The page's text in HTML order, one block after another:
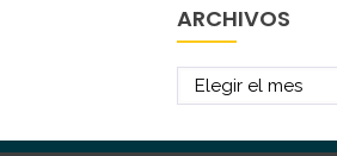
ARCHIVOS
Archivos